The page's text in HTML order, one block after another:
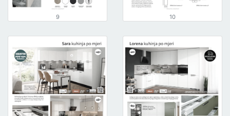
9 10